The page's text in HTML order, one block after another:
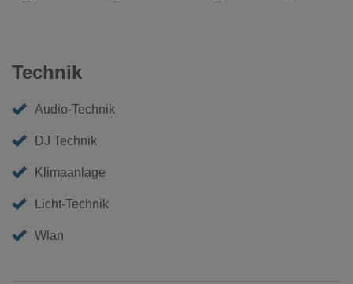
Technik
Audio-Technik
DJ Technik
Klimaanlage
Licht-Technik
Wlan